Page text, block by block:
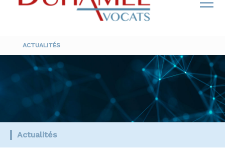
ACTUALITÉS
Actualités